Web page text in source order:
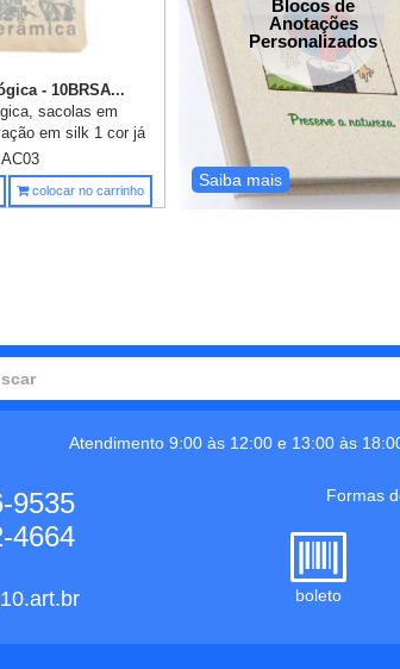
- 10BRSA...
sacolas em
em silk 1 cor já
43x55cm.
colocar no carrinho
Blocos de
Anotações
Personalizados
Saiba mais
Atendimento 9:00 às 12:00 e 13:00 às
9535
4664
Formas
boleto